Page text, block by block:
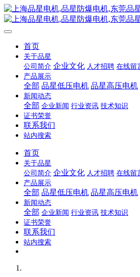
首页
关于品星
公司简介 企业文化 人才招聘 在线留
产品展示
全部 品星低压电机 品星高压电机
新闻动态
全部 企业新闻 行业资讯 技术知识
证书荣誉
联系我们
站内搜索
首页
关于品星
公司简介 企业文化 人才招聘 在线留
产品展示
全部 品星低压电机 品星高压电机
新闻动态
全部 企业新闻 行业资讯 技术知识
证书荣誉
联系我们
站内搜索